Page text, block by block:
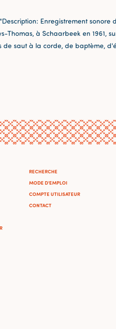
"Description: Enregistrement sonore
à Schaarbeek en 1961,
de saut à la corde, de baptème,
RECHERCHE
MODE D'EMPLOI
COMPTE UTILISATEUR
CONTACT